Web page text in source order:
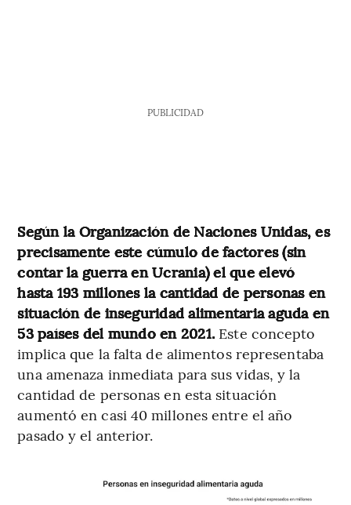
PUBLICIDAD
Según la Organización de Naciones Unidas, es
precisamente este cúmulo de factores (sin
contar la guerra en Ucrania) el que elevó
hasta 193 millones la cantidad de personas en
situación de inseguridad alimentaria aguda en
53 países del mundo en 2021. Este concepto
implica que la falta de alimentos representaba
una amenaza inmediata para sus vidas, y la
cantidad de personas en esta situación
aumentó en casi 40 millones entre el año
pasado y el anterior.